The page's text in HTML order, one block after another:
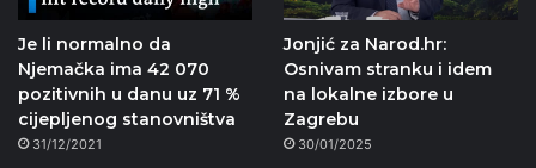
Je li normalno da
Njemačka ima 42 070
pozitivnih u danu uz 71 %
cijepljenog stanovništva
31/12/2021
Jonjić za Narod.hr:
Osnivam stranku i idem
na lokalne izbore u
Zagrebu
30/01/2025